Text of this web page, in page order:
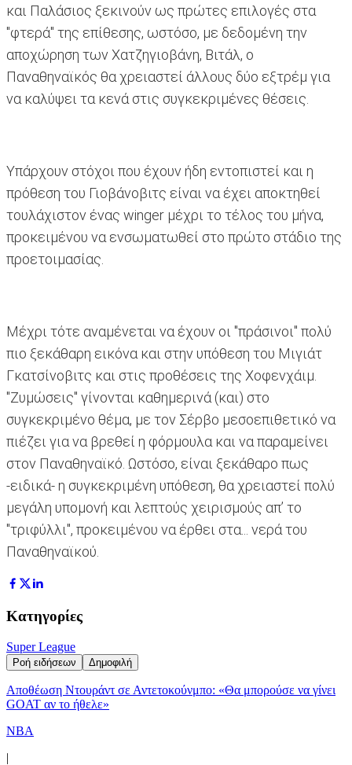
και Παλάσιος ξεκινούν ως πρώτες επιλογές στα
"φτερά" της επίθεσης, ωστόσο, με δεδομένη την
αποχώρηση των Χατζηγιοβάνη, Βιτάλ, ο
Παναθηναϊκός θα χρειαστεί άλλους δύο εξτρέμ για
να καλύψει τα κενά στις συγκεκριμένες θέσεις.
Υπάρχουν στόχοι που έχουν ήδη εντοπιστεί και η
πρόθεση του Γιοβάνοβιτς είναι να έχει αποκτηθεί
τουλάχιστον ένας winger μέχρι το τέλος του μήνα,
προκειμένου να ενσωματωθεί στο πρώτο στάδιο της
προετοιμασίας.
Μέχρι τότε αναμένεται να έχουν οι "πράσινοι" πολύ
πιο ξεκάθαρη εικόνα και στην υπόθεση του Μιγιάτ
Γκατσίνοβιτς και στις προθέσεις της Χοφενχάιμ.
"Ζυμώσεις" γίνονται καθημερινά (και) στο
συγκεκριμένο θέμα, με τον Σέρβο μεσοεπιθετικό να
πιέζει για να βρεθεί η φόρμουλα και να παραμείνει
στον Παναθηναϊκό. Ωστόσο, είναι ξεκάθαρο πως
-ειδικά- η συγκεκριμένη υπόθεση, θα χρειαστεί πολύ
μεγάλη υπομονή και λεπτούς χειρισμούς απ’ το
"τριφύλλι", προκειμένου να έρθει στα... νερά του
Παναθηναϊκού.
Κατηγορίες
Super League
Ροή ειδήσεων Δημοφιλή
Αποθέωση Ντουράντ σε Αντετοκούνμπο: «Θα μπορούσε να γίνει
GOAT αν το ήθελε»
NBA
|